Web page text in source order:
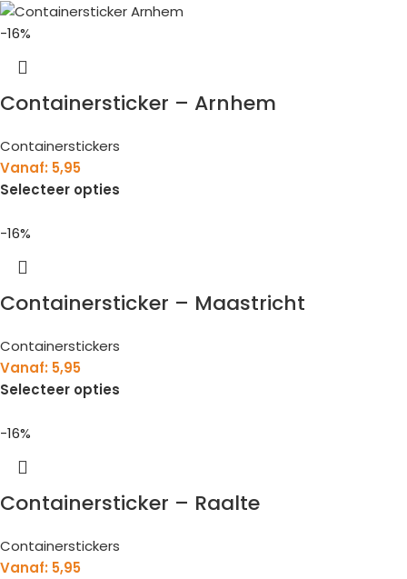
-16%
Containersticker – Arnhem
Containerstickers
Vanaf: 5,95
Selecteer opties
-16%
Containersticker – Maastricht
Containerstickers
Vanaf: 5,95
Selecteer opties
-16%
Containersticker – Raalte
Containerstickers
Vanaf: 5,95